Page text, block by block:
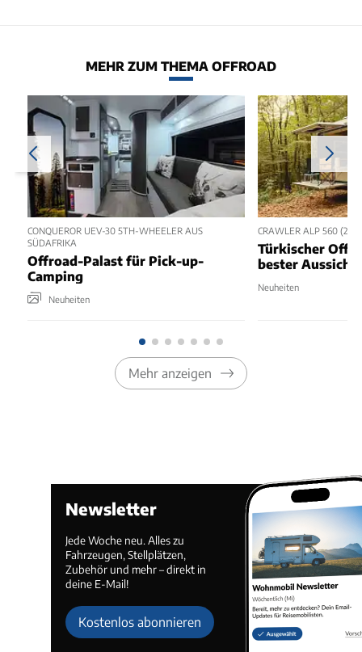
MEHR ZUM THEMA OFFROAD
CONQUEROR UEV-30 5TH-WHEELER AUS
SÜDAFRIKA
Offroad-Palast für Pick-up-
Camping
Neuheiten
CRAWLER ALP 560
Türkischer
bester Aussicht
Neuheiten
Mehr anzeigen
Newsletter
Jede Woche neu. Alles zu
Fahrzeugen, Stellplätzen,
Zubehör und mehr – direkt in
deine E-Mail!
Kostenlos abonnieren